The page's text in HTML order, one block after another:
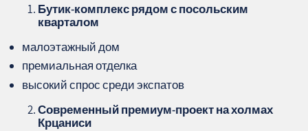
Бутик‑комплекс рядом с посольским
кварталом
малоэтажный дом
премиальная отделка
высокий спрос среди экспатов
Современный премиум‑проект на холмах
Крцаниси